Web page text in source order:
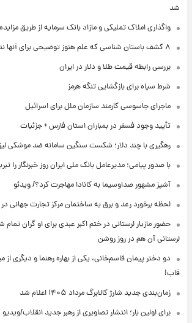
شد
واگذاری املاک تملیکی و مازاد بانک سرمایه از طریق
۸ کشف باستان شناسی که علم هنوز توضیحی برای آنها ندارد+ تصاویر
بررسی رابطه قیمت طلا و دلار در ایران
شرط سپاه برای بازگشایی تنگه هرمز
ماجرای جاسوسی کارمند سازمان ملل برای اسرائیل
تأیید وجود فسفر در بمباران استان فارس + جزئیات
رهگیری با چند دلار؛ شکست سنگین سامانه ضد موشکی
با صدور پیامی؛ مدیرعامل بانک ملی ایران روز خبرنگار را
آشپز مشهور صداوسیما به کانادا مهاجرت کرد؟/ ویدئو
لحظه برخورد رعد و برق به ساختمان مرکز تجارت جهانی در
حضور مازیار لرستانی در ختم اکبر عبدی برای او گران تمام
لرستانی آن هم در روز روشن
دو دختر پیمان قاسم‌خانی، یکی از بهاره رهنما و دیگری از
قاب!
زمان‌بندی جدید شارژ کالابرگ مرداد ۱۴۰۵ اعلام شد
برای اولین بار؛ انتشار تصاویری از رهبر جدید انقلاب/ویدیو